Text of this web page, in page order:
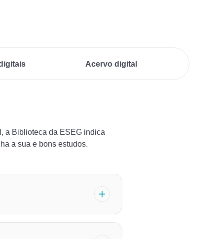
Acervo digital
a Biblioteca da ESEG indica
a sua e bons estudos.